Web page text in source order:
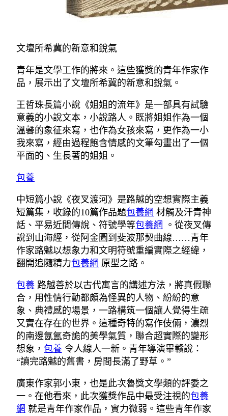
文壇所希冀的新意和銳氣
青年是文學工作的將來。這些獲獎的青年作家作
品，展示出了文壇所希冀的新意和銳氣。
王哲珠長篇小說《姐姐的流年》是一部具有試驗
意義的小說文本，小說路人。既將姐姐作為一個
溫馨的象征來寫，也作為女孩來寫，更作為一小
我來寫，經由過程飽含情感的文筆勾畫出了一個
平面的、生長著的姐姐。
包養
中短篇小說《夜叉渡河》是路魆的空想實際主義
短篇集，收錄的10篇作品題包養網 材觸及汗青神
話、平易近間傳說、符號學等包養網 。從夜叉傳
說到山海經，從阿金圖到斐波那契曲線……青年
作家路魆以想象力和文明符號重編實際之經緯，
翻開追隨精力包養網 原型之路。
包養 路魆善於以古代寓言的講述方法，將真假聯
合，用性情行動都頗為怪異的人物、紛紛的意
象、典禮感的場景，一路構筑一個讓人覺得生疏
又實在存在的世界。這種奇特的寫作伎倆，濃烈
的南邊氤氳奇詭的美學氣質，聯合超實際的變形
想象， 包養 令人線人一新。青年導演畢贛說：
“讀完路魆的舊書，房間長滿了野草。”
廣東作家郭小東，也是此次魯獎文學類的評委之
一。在他看來，此次獲獎作品中最受注視的包養
網 就是青年作家作品，實力微弱。這些青年作家